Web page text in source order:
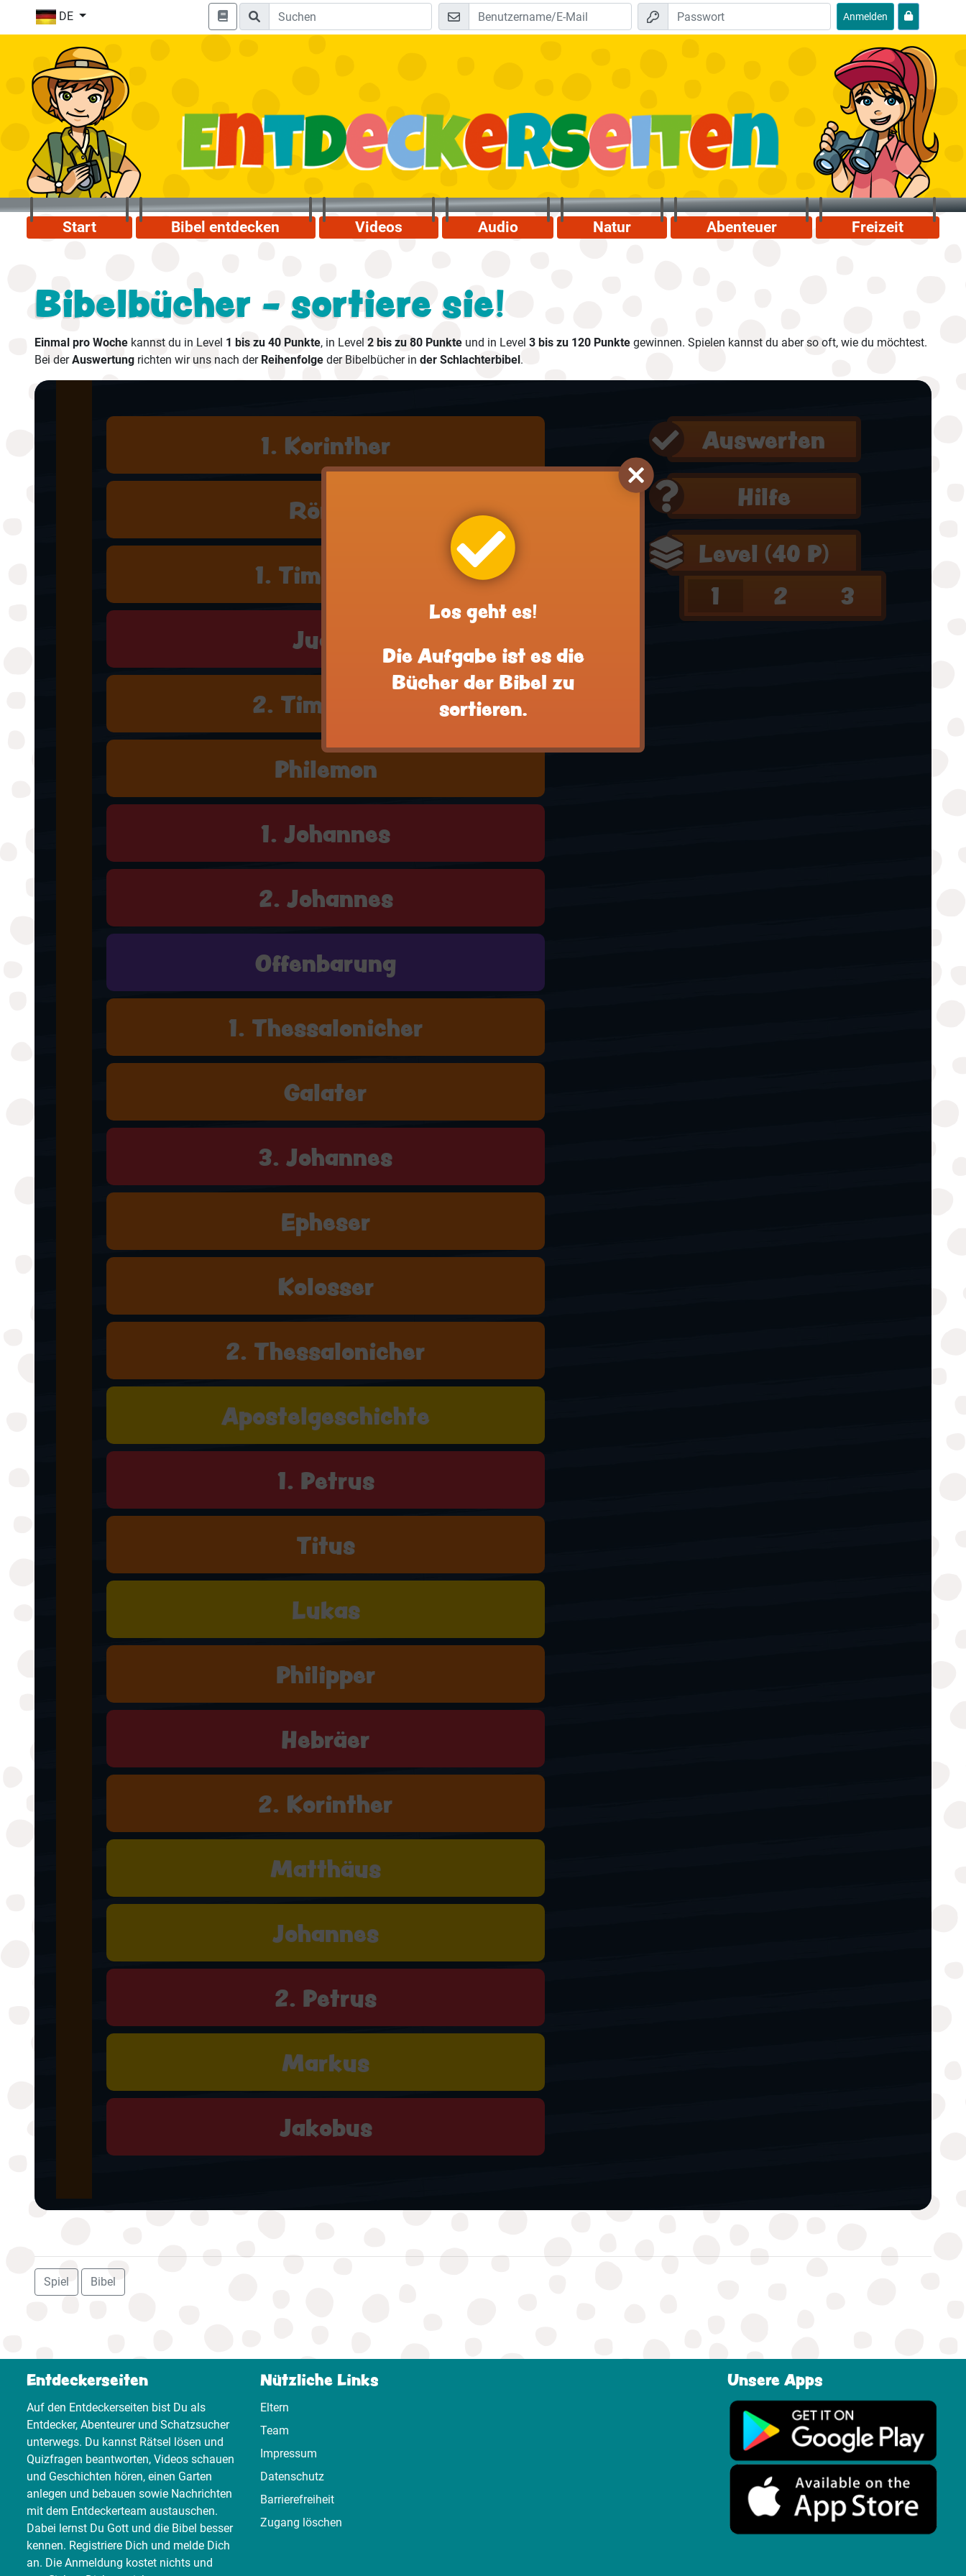
DE Anmelden
Start Bibel entdecken Videos Audio Natur Abenteuer Freizeit
Bibelbücher - sortiere sie!
Einmal pro Woche kannst du in Level 1 bis zu 40 Punkte, in Level 2 bis zu 80 Punkte und in Level 3 bis zu 120 Punkte gewinnen. Spielen kannst du aber so oft, wie du möchtest.
Bei derAuswertung richten wir uns nach der Reihenfolge der Bibelbücher in der Schlachterbibel.
1. Korinther
Römer
1. Timotheus
Judas
2. Timotheus
Philemon
1. Johannes
2. Johannes
Offenbarung
1. Thessalonicher
Galater
3. Johannes
Epheser
Kolosser
2. Thessalonicher
Apostelgeschichte
1. Petrus
Titus
Lukas
Philipper
Hebräer
2. Korinther
Matthäus
Johannes
2. Petrus
Markus
Jakobus
Auswerten
Hilfe
Level (40 P)
1
2 3
Los geht es!
Die Aufgabe ist es die
Bücher der Bibel zu
sortieren.
Spiel Bibel
Entdeckerseiten
Auf den Entdeckerseiten bist Du als
Entdecker, Abenteurer und Schatzsucher
unterwegs. Du kannst Rätsel lösen und
Quizfragen beantworten, Videos schauen
und Geschichten hören, einen Garten
anlegen und bebauen sowie Nachrichten
mit dem Entdeckerteam austauschen.
Dabei lernst Du Gott und die Bibel besser
kennen. Registriere Dich und melde Dich
an. Die Anmeldung kostet nichts und
Nützliche Links
Eltern
Team
Impressum
Datenschutz
Barrierefreiheit
Zugang löschen
Unsere Apps